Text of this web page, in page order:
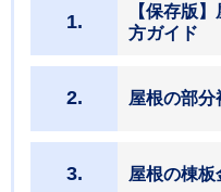
1.
【保存版
方ガイド
2. 屋根の部分
3. 屋根の棟